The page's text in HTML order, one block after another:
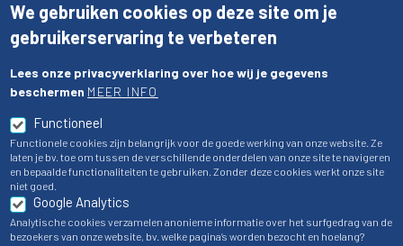
We gebruiken cookies op deze site om je
gebruikerservaring te verbeteren
Lees onze privacyverklaring over hoe wij je gegevens
beschermen MEER INFO
Functioneel
Functionele cookies zijn belangrijk voor de goede werking van onze website. Ze
laten je bv. toe om tussen de verschillende onderdelen van onze site te navigeren
en bepaalde functionaliteiten te gebruiken. Zonder deze cookies werkt onze site
niet goed.
Google Analytics
Analytische cookies verzamelen anonieme informatie over het surfgedrag van de
bezoekers van onze website, bv. welke pagina’s worden bezocht en hoelang?